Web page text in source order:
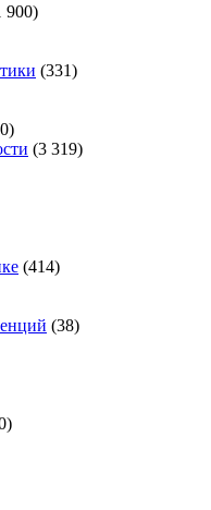
900)
(331)
(3 319)
(414)
(38)